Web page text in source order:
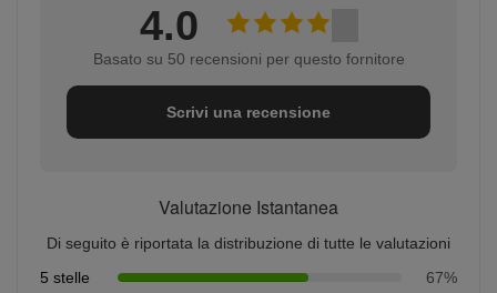
4.0
Basato su 50 recensioni per questo fornitore
Scrivi una recensione
Valutazione Istantanea
Di seguito è riportata la distribuzione di tutte le valutazioni
5 stelle
67%